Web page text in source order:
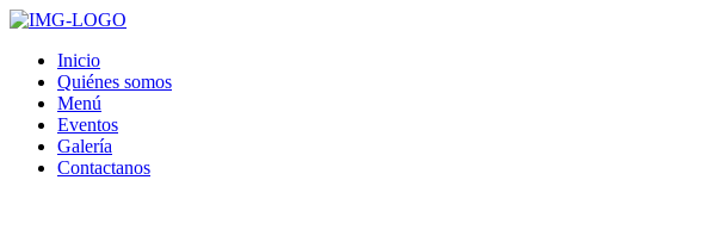
Inicio
Quiénes somos
Menú
Eventos
Galería
Contactanos